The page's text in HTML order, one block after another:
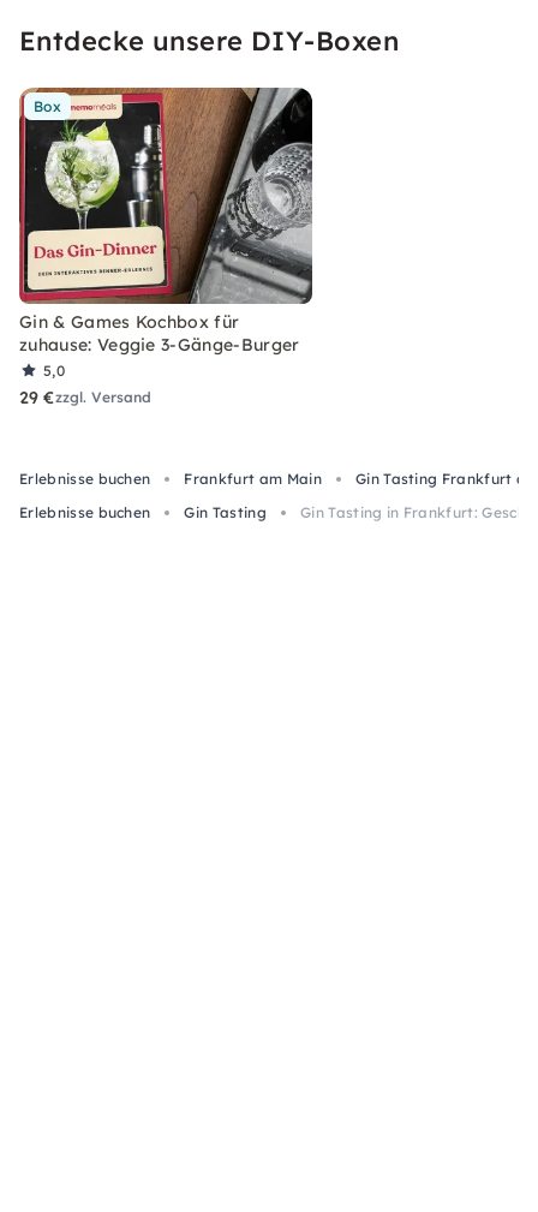
Entdecke unsere DIY-Boxen
Box
Gin & Games Kochbox für
zuhause: Veggie 3-Gänge-Burger
5,0
29 €zzgl. Versand
Erlebnisse buchen Frankfurt am Main
Gin Tasting Frankfurt
Erlebnisse buchen
Gin Tasting Gin Tasting in Frankfurt: